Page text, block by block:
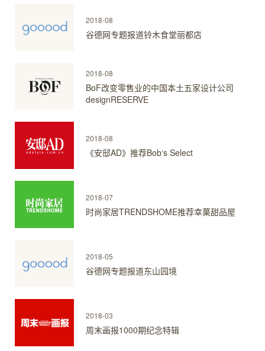
2018-08
谷德网专题报道铃木食堂丽都店
2018-08
BoF改变零售业的中国本土五家设计公司
designRESERVE
2018-08
《安邸AD》推荐Bob‘s Select
2018-07
时尚家居TRENDSHOME推荐幸菓甜品屋
2018-05
谷德网专题报道东山园境
2018-03
周末画报1000期纪念特辑